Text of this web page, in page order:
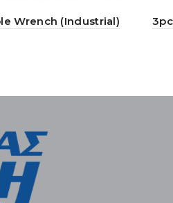
Wrench (Industrial)